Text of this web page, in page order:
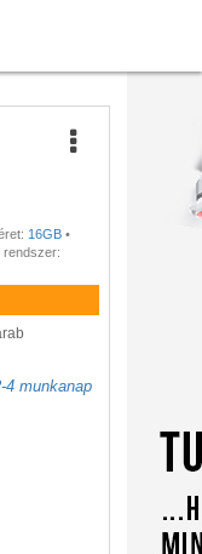
16GB •
rendszer:
4 munkanap